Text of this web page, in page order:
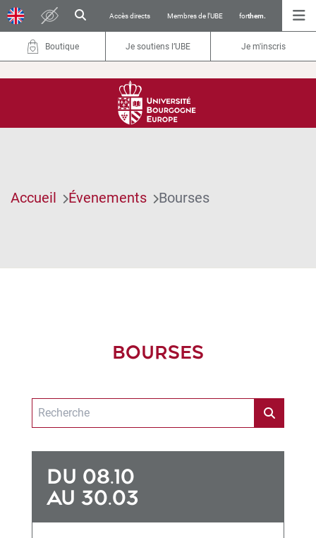
Accès directs Membres de l’UBE forthem.
Boutique Je soutiens l’UBE Je m'inscris
Accueil Évenements Bourses
BOURSES
DU 08.10
AU 30.03